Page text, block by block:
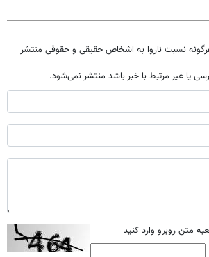
نسبت ناروا به اشخاص حقیقی و حقوقی منتشر
یا غیر مرتبط با خبر باشد منتشر نمی‌شود.
متن روبرو وارد کنید